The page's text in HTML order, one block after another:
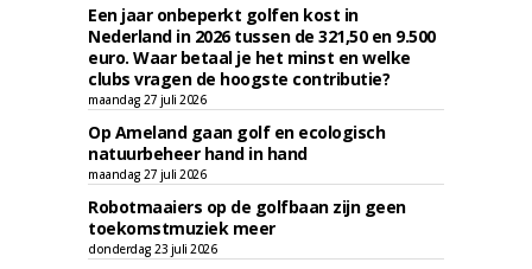
Een jaar onbeperkt golfen kost in
Nederland in 2026 tussen de 321,50 en 9.500
euro. Waar betaal je het minst en welke
clubs vragen de hoogste contributie?
maandag 27 juli 2026
Op Ameland gaan golf en ecologisch
natuurbeheer hand in hand
maandag 27 juli 2026
Robotmaaiers op de golfbaan zijn geen
toekomstmuziek meer
donderdag 23 juli 2026